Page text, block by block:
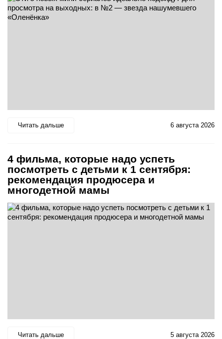
Читать дальше 6 августа 2026
4 фильма, которые надо успеть
посмотреть с детьми к 1 сентября:
рекомендация продюсера и
многодетной мамы
Читать дальше 5 августа 2026